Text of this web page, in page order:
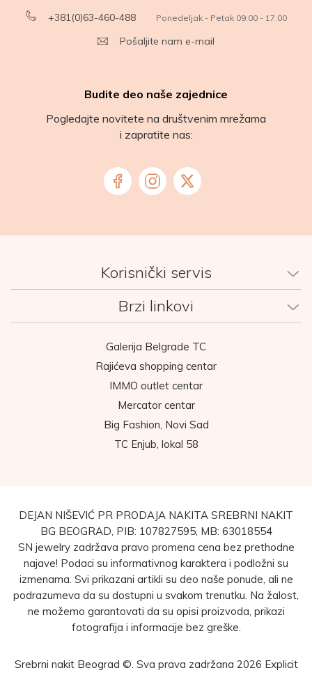
+381(0)63-460-488 Ponedeljak - Petak 09:00 - 17:00
Pošaljite nam e-mail
Budite deo naše zajednice
Pogledajte novitete na društvenim mrežama
i zapratite nas:
Korisnički servis
Brzi linkovi
Galerija Belgrade TC
Rajićeva shopping centar
IMMO outlet centar
Mercator centar
Big Fashion, Novi Sad
TC Enjub, lokal 58
DEJAN NIŠEVIĆ PR PRODAJA NAKITA SREBRNI NAKIT
BG BEOGRAD, PIB: 107827595, MB: 63018554
SN jewelry zadržava pravo promena cena bez prethodne
najave! Podaci su informativnog karaktera i podložni su
izmenama. Svi prikazani artikli su deo naše ponude, ali ne
podrazumeva da su dostupni u svakom trenutku. Na žalost,
ne možemo garantovati da su opisi proizvoda, prikazi
fotografija i informacije bez greške.
Srebrni nakit Beograd ©. Sva prava zadržana 2026 Explicit